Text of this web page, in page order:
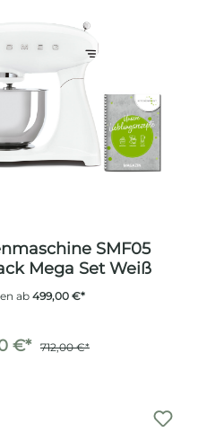
SMF05
Mega Set Weiß
ab499,00 €*
€* 712,00 €*